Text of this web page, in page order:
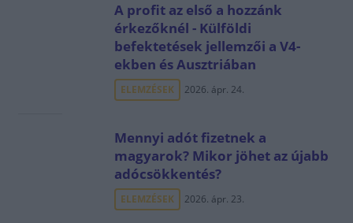
A profit az első a hozzánk
érkezőknél - Külföldi
befektetések jellemzői a V4-
ekben és Ausztriában
ELEMZÉSEK 2026. ápr. 24.
Mennyi adót fizetnek a
magyarok? Mikor jöhet az újabb
adócsökkentés?
ELEMZÉSEK 2026. ápr. 23.